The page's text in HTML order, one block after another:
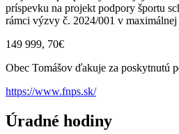
príspevku na projekt podpory športu
rámci výzvy č. 2024/001 v
149 999, 70€
Obec Tomášov ďakuje za poskytnutú
https://www.fnps.sk/
Úradné hodiny